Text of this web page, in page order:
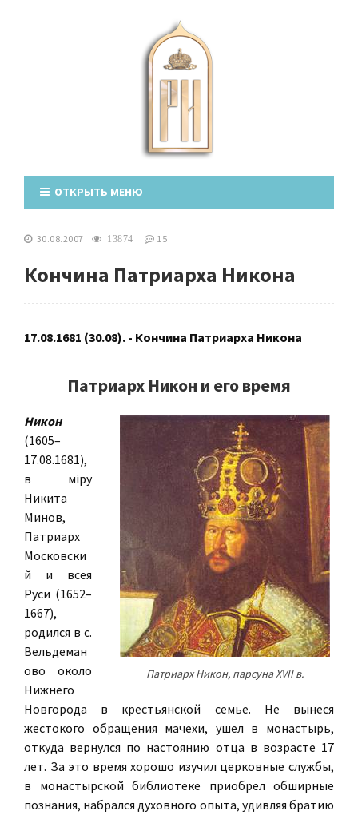
ОТКРЫТЬ МЕНЮ
30.08.2007 13874 15
Кончина Патриарха Никона
17.08.1681 (30.08). - Кончина Патриарха Никона
Патриарх Никон и его время
Патриарх Никон, парсуна XVII в.
Никон
(1605–
17.08.1681),
в міру
Никита
Минов,
Патриарх
Московски
й и всея
Руси (1652–
1667),
родился в с.
Вельдеман
ово около
Нижнего
Новгорода в крестьянской семье. Не вынеся
жестокого обращения мачехи, ушел в монастырь,
откуда вернулся по настоянию отца в возрасте 17
лет. За это время хорошо изучил церковные службы,
в монастырской библиотеке приобрел обширные
познания, набрался духовного опыта, удивляя братию